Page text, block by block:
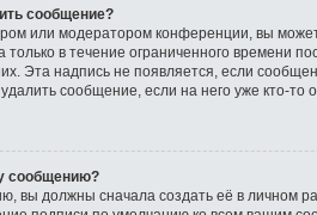
сообщение?
или модератором конференции, вы
в течение ограниченного времени
Эта надпись не появляется, если
сообщение, если на него уже кто-то
сообщению?
вы должны сначала создать её в личном